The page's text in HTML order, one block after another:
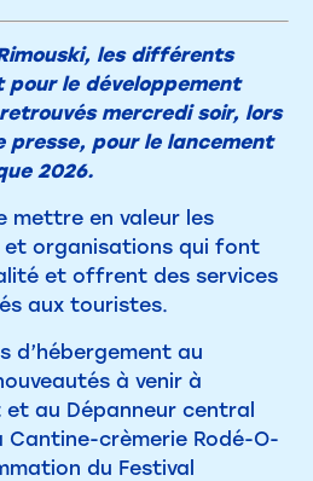
les différents
le développement
mercredi soir, lors
presse, pour le lancement
2026.
mettre en valeur les
et organisations qui font
et offrent des services
aux touristes.
d’hébergement au
à venir à
et au Dépanneur central
Cantine-crèmerie Rodé-O-
du Festival